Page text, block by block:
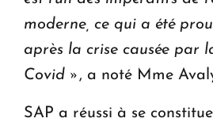
moderne, ce qui a été
après la crise causée par
Covid » , a noté Mme
SAP a réussi à se